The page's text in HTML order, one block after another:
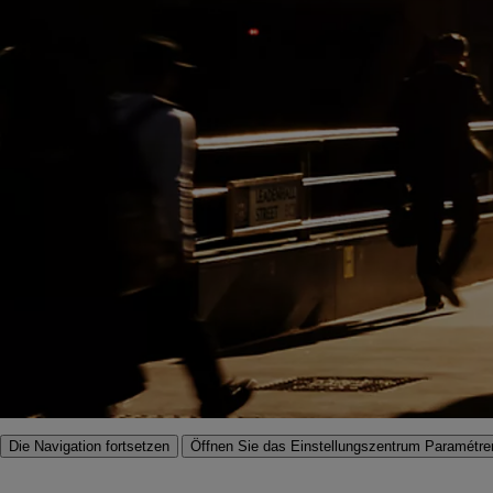
Die Navigation fortsetzen Öffnen Sie das Einstellungszentrum